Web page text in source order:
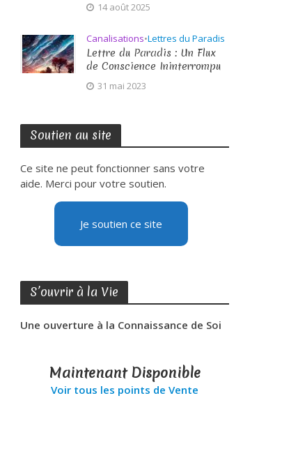
14 août 2025
Canalisations•Lettres du Paradis
Lettre du Paradis : Un Flux
de Conscience Ininterrompu
31 mai 2023
Soutien au site
Ce site ne peut fonctionner sans votre
aide. Merci pour votre soutien.
Je soutien ce site
S’ouvrir à la Vie
Une ouverture à la Connaissance de Soi
Maintenant Disponible
Voir tous les points de Vente